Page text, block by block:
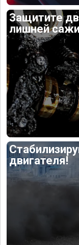
Защитите
лишней
двигателя!